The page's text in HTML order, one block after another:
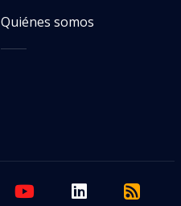
Quiénes somos